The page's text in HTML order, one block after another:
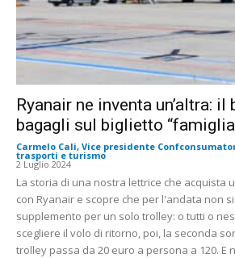
Ryanair ne inventa un’altra: il
bagagli sul biglietto
Carmelo Cali, Vice presidente
trasporti e turismo -
2 Luglio 2024
La storia di una nostra lettrice che acquista
con Ryanair e scopre che per l'andata non
supplemento per un solo trolley: o tutti o
scegliere il volo di ritorno, poi, la seconda
trolley passa da 20 euro a persona a 120. E